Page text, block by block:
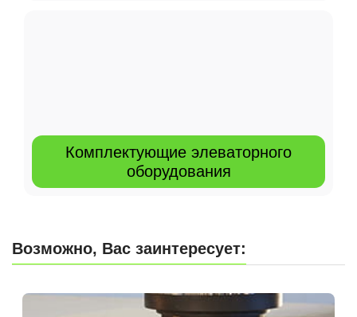
Комплектующие элеваторного
оборудования
Возможно, Вас заинтересует: